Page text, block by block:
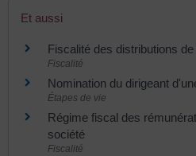
Et aussi
Fiscalité des distributions
Fiscalité
Nomination du dirigeant
Étapes de vie
Régime fiscal des
société
Fiscalité